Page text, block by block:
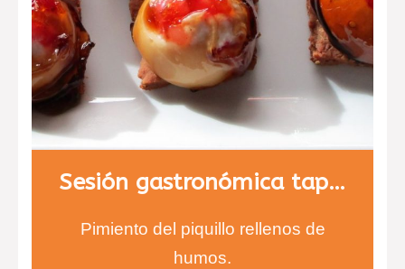
Sesión gastronómica tapas
Pimiento del piquillo rellenos de
humos.